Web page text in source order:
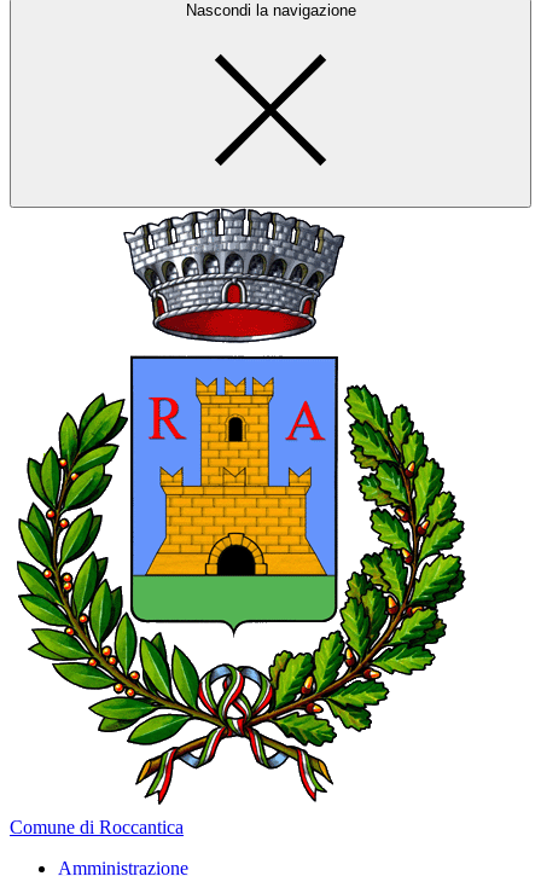
Nascondi la navigazione
Comune di Roccantica
Amministrazione